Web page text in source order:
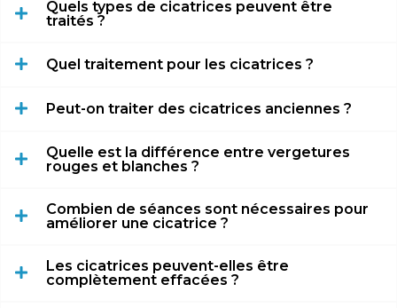
Quels types de cicatrices peuvent être
traités ?
Quel traitement pour les cicatrices ?
Peut-on traiter des cicatrices anciennes ?
Quelle est la différence entre vergetures
rouges et blanches ?
Combien de séances sont nécessaires pour
améliorer une cicatrice ?
Les cicatrices peuvent-elles être
complètement effacées ?